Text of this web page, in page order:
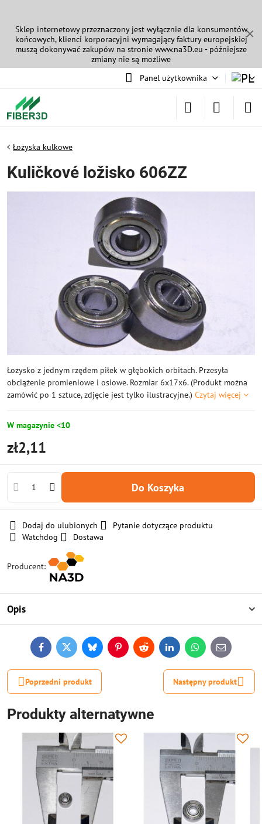
✕
Sklep internetowy przeznaczony jest wyłącznie dla konsumentów
końcowych, klienci korporacyjni wymagający faktury europejskiej
muszą dokonywać zakupów na stronie www.na3D.eu - późniejsze
zmiany nie są możliwe
Panel użytkownika
Łożyska kulkowe
Kuličkové ložisko 606ZZ
Łożysko z jednym rzędem piłek w głębokich orbitach. Przesyła
obciążenie promieniowe i osiowe. Rozmiar 6x17x6. (Produkt można
zamówić po 1 sztuce, zdjęcie jest tylko ilustracyjne.) Czytaj więcej
W magazynie <10
zł2,11
Do Koszyka
Dodaj do ulubionych
Pytanie dotyczące produktu
Watchdog
Dostawa
Producent:
Opis
FacebookTwitterBlueskyPinterestReddit LinkedInWhatsApp
E-
mail
Poprzedni produkt Następny produkt
Produkty alternatywne